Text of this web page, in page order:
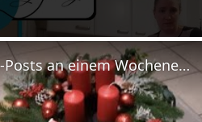
Airfryer-Desaster 😩, Temu-Paket 📦 & 150 Blog-Posts an einem Wochenende 🤯 | Daily Vlog